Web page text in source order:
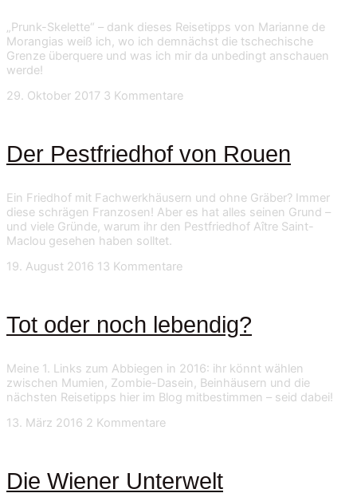
„Prunk-Skelette“ – dank dieses Reisetipps von Marianne de
Morangias weiß ich, wo ich demnächst die tschechische
Grenze überquere und was ich mir da unbedingt anschauen
werde!
29. Oktober 2017 3 Kommentare
Der Pestfriedhof von Rouen
Ein Friedhof mit Fachwerkhäusern und ohne Gräber? Immer
diese schrägen Franzosen! Aber es hat alles seinen Grund –
und viele Gründe, warum ihr den Pestfriedhof Aître Saint-
Maclou gesehen haben solltet.
19. August 2016 13 Kommentare
Tot oder noch lebendig?
Meine 1. Links zum Abbiegen in 2016: ihr könnt wählen
zwischen Mumien, Zombie-Dasein, Beinhäusern und die
nächsten Reisetipps hier im Blog mitbestimmen – seid dabei!
13. März 2016 2 Kommentare
Die Wiener Unterwelt